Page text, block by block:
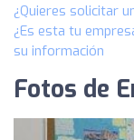
¿Quieres solicitar
¿Es esta tu
su información
Fotos de